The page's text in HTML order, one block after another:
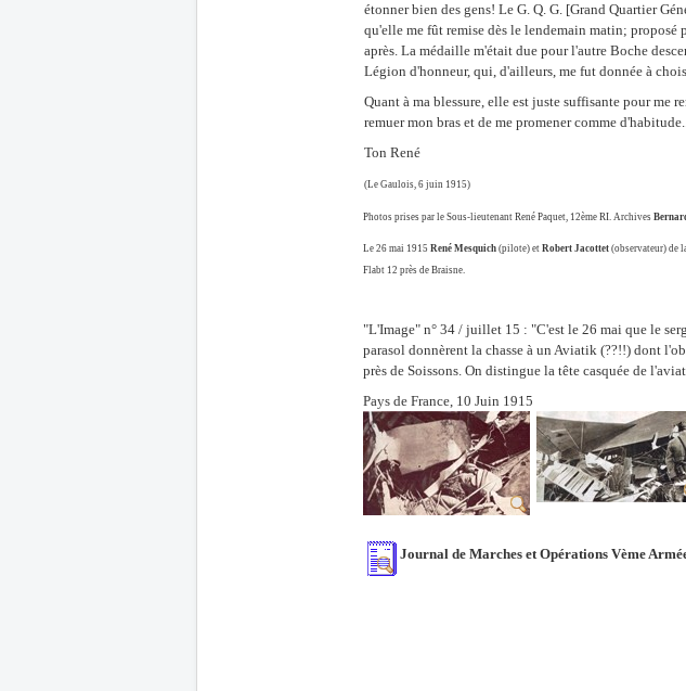
étonner bien des gens! Le G. Q. G. [Grand Quartier
qu'elle me fût remise dès le lendemain matin;
après. La médaille m'était due pour l'autre Boche
Légion d'honneur, qui, d'ailleurs, me fut donnée à
Quant à ma blessure, elle est juste suffisante pour me
remuer mon bras et de me promener comme
Ton René
(Le Gaulois, 6 juin 1915)
Photos prises par le Sous-lieutenant René Paquet, 12ème RI. Archives
Le 26 mai 1915 René Mesquich (pilote) et Robert Jacottet (observateur) de
Flabt 12 près de Braisne.
"L'Image" n° 34 / juillet 15 : "C'est le 26 mai que le
parasol donnèrent la chasse à un Aviatik (??!!) dont
près de Soissons. On distingue la tête casquée de
Pays de France, 10 Juin 1915
Journal de Marches et Opérations Vème